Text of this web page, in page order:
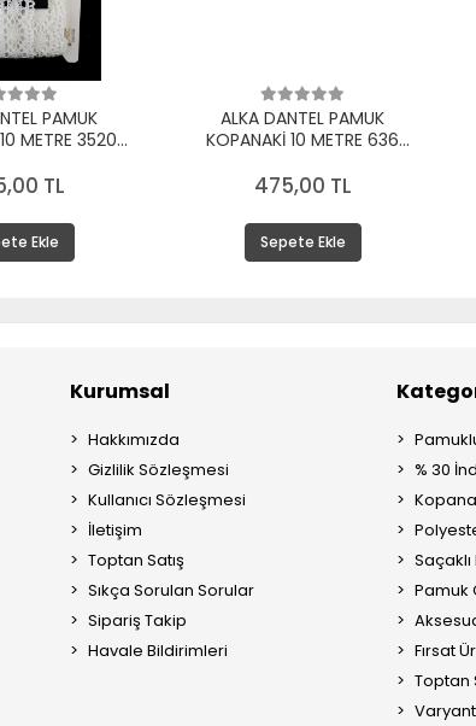
PAMUK
METRE 3520
TL
Ekle
ALKA DANTEL PAMUK
KOPANAKİ 10 METRE 636
475,00 TL
Sepete Ekle
Kurumsal
Hakkımızda
Gizlilik Sözleşmesi
Kullanıcı Sözleşmesi
İletişim
Toptan Satış
Sıkça Sorulan Sorular
Sipariş Takip
Havale Bildirimleri
% 30
Pamuk
Fırsat
Toptan